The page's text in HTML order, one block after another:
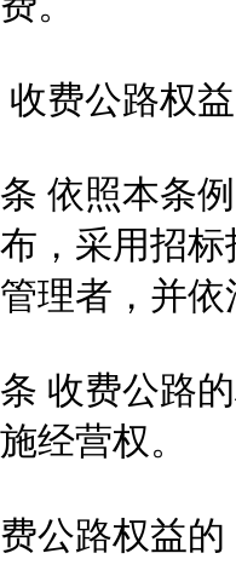
费公路权益
照本条例
，采用招
理者，并
费公路的
经营权。
路权益的